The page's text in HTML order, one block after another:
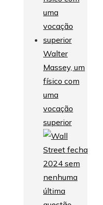
Walter
Massey, um
físico com
uma
vocação
superior